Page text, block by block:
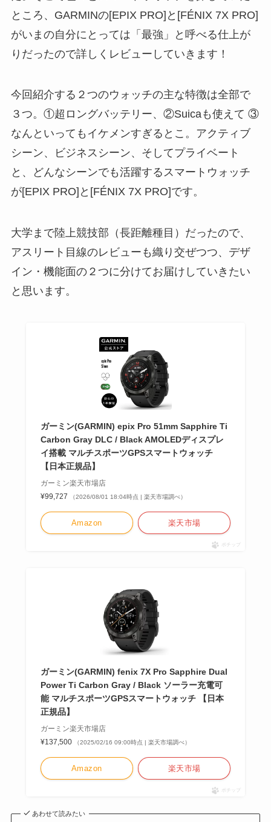
ところ、GARMINの[EPIX PRO]と[FÉNIX 7X PRO]
がいまの自分にとっては「最強」と呼べる仕上が
りだったので詳しくレビューしていきます！
今回紹介する２つのウォッチの主な特徴は全部で
３つ。①超ロングバッテリー、②Suicaも使えて ③
なんといってもイケメンすぎるとこ。アクティブ
シーン、ビジネスシーン、そしてプライベート
と、どんなシーンでも活躍するスマートウォッチ
が[EPIX PRO]と[FÉNIX 7X PRO]です。
大学まで陸上競技部（長距離種目）だったので、
アスリート目線のレビューも織り交ぜつつ、デザ
イン・機能面の２つに分けてお届けしていきたい
と思います。
ガーミン(GARMIN) epix Pro 51mm Sapphire Ti
Carbon Gray DLC / Black AMOLEDディスプレ
イ搭載 マルチスポーツGPSスマートウォッチ
【日本正規品】
ガーミン楽天市場店
¥99,727
（2026/08/01 18:04時点 | 楽天市場調べ）
Amazon 楽天市場
ポチップ
ガーミン(GARMIN) fenix 7X Pro Sapphire Dual
Power Ti Carbon Gray / Black ソーラー充電可
能 マルチスポーツGPSスマートウォッチ 【日本
正規品】
ガーミン楽天市場店
¥137,500
（2025/02/16 09:00時点 | 楽天市場調べ）
Amazon 楽天市場
ポチップ
あわせて読みたい